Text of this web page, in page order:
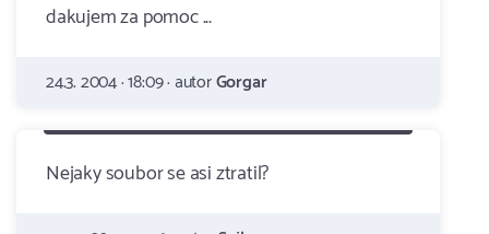
dakujem za pomoc ...
24.3. 2004 · 18:09 · autorGorgar
Nejaky soubor se asi ztratil?